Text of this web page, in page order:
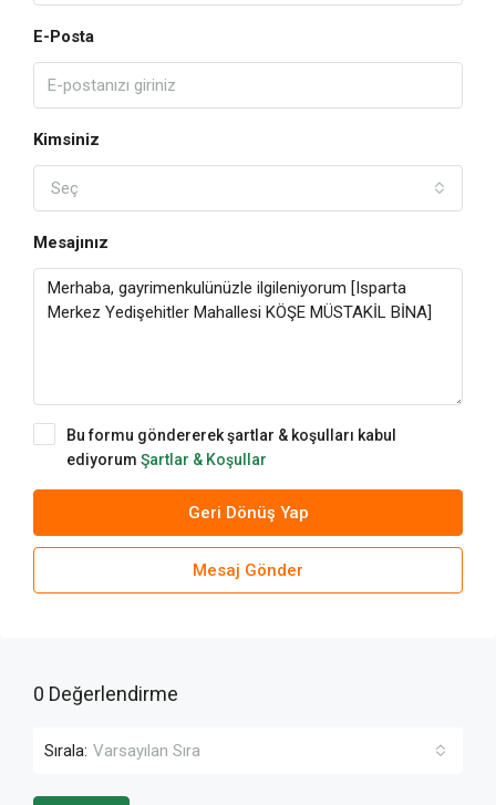
E-Posta
Kimsiniz
Seç
Mesajınız
Bu formu göndererek şartlar & koşulları kabul
ediyorum Şartlar & Koşullar
Geri Dönüş Yap
Mesaj Gönder
0 Değerlendirme
Sırala: Varsayılan Sıra